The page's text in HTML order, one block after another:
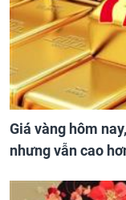
Giá vàng hôm
nhưng vẫn cao